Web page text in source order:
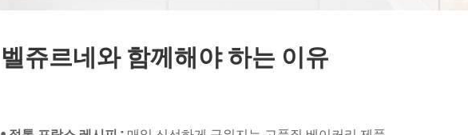
벨쥬르네와 함께해야 하는 이유